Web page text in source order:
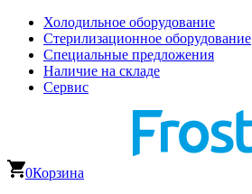
Холодильное оборудование
Стерилизационное оборудование
Специальные предложения
Наличие на складе
Сервис
0Корзина